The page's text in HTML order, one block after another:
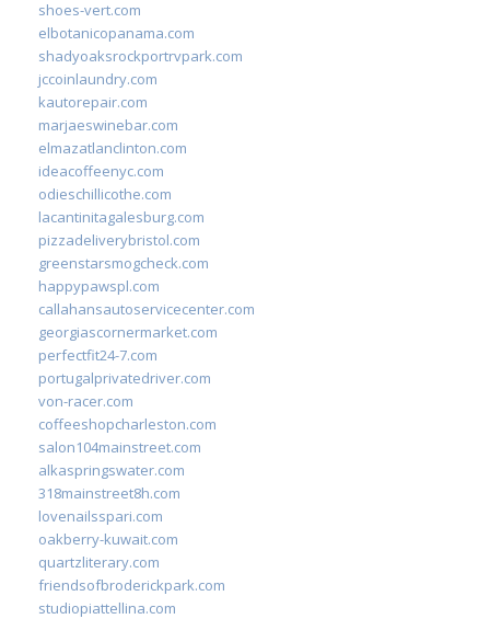
shoes-vert.com
elbotanicopanama.com
shadyoaksrockportrvpark.com
jccoinlaundry.com
kautorepair.com
marjaeswinebar.com
elmazatlanclinton.com
ideacoffeenyc.com
odieschillicothe.com
lacantinitagalesburg.com
pizzadeliverybristol.com
greenstarsmogcheck.com
happypawspl.com
callahansautoservicecenter.com
georgiascornermarket.com
perfectfit24-7.com
portugalprivatedriver.com
von-racer.com
coffeeshopcharleston.com
salon104mainstreet.com
alkaspringswater.com
318mainstreet8h.com
lovenailsspari.com
oakberry-kuwait.com
quartzliterary.com
friendsofbroderickpark.com
studiopiattellina.com